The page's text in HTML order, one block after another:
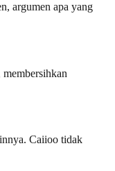
argumen apa yang
Caiioo tidak